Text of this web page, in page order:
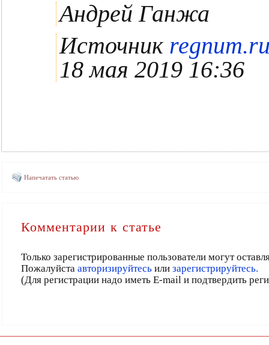
Андрей Ганжа
Источник
18 мая 2019 16:36
Напечатать статью
Комментарии к статье
Только зарегистрированные пользователи могут
Пожалуйста авторизируйтесьили зарегистрируйтесь.
(Для регистрации надо иметь E-mail и подтвердить